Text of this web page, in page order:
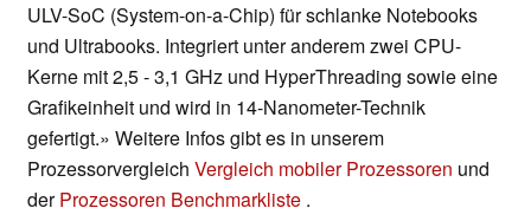
ULV-SoC (System-on-a-Chip) für schlanke Notebooks
und Ultrabooks. Integriert unter anderem zwei CPU-
Kerne mit 2,5 - 3,1 GHz und HyperThreading sowie eine
Grafikeinheit und wird in 14-Nanometer-Technik
gefertigt.» Weitere Infos gibt es in unserem
Prozessorvergleich Vergleich mobiler Prozessoren und
derProzessoren Benchmarkliste .